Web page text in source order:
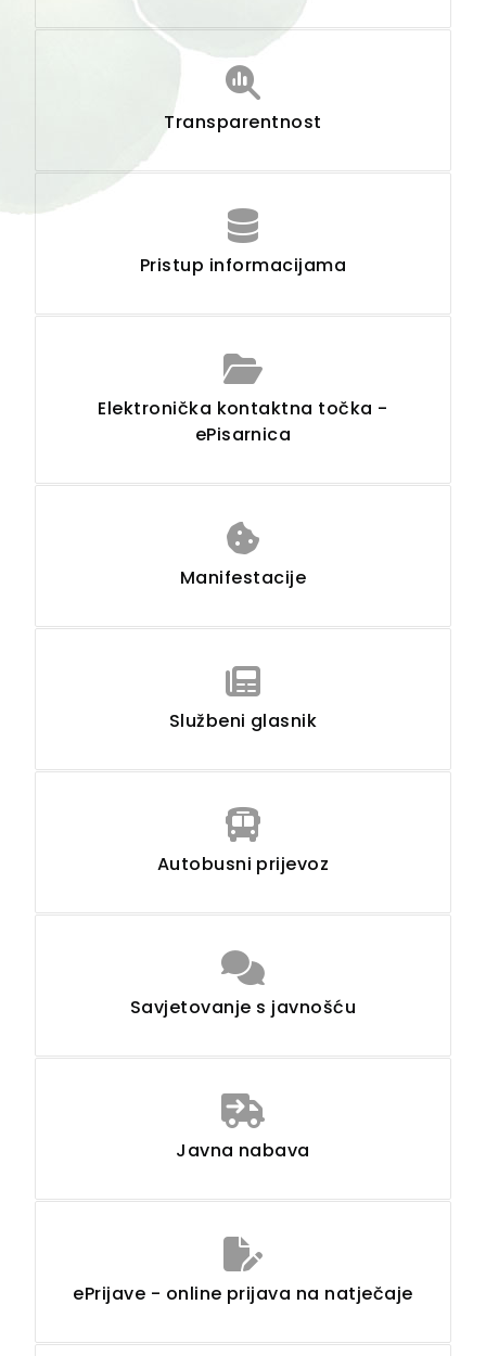
Transparentnost
Pristup informacijama
Elektronička kontaktna točka -
ePisarnica
Manifestacije
Službeni glasnik
Autobusni prijevoz
Savjetovanje s javnošću
Javna nabava
ePrijave - online prijava na natječaje